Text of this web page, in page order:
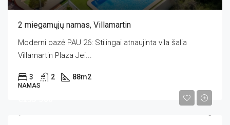
2 miegamųjų namas, Villamartin
Moderni oazė PAU 26: Stilingai atnaujinta vila šalia
Villamartin Plaza Jei...
3 2 88m2
NAMAS